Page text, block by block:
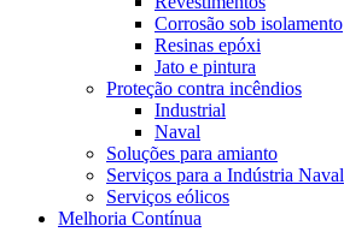
Corrosão sob isolamento
Resinas epóxi
Jato e pintura
Proteção contra incêndios
Industrial
Naval
Soluções para amianto
Serviços para a Indústria Naval
Serviços eólicos
Melhoria Contínua